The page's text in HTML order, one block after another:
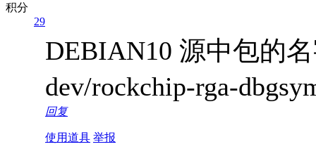
积分
29
DEBIAN10 源中包的
dev/rockchip-rga-
回复
使用道具 举报